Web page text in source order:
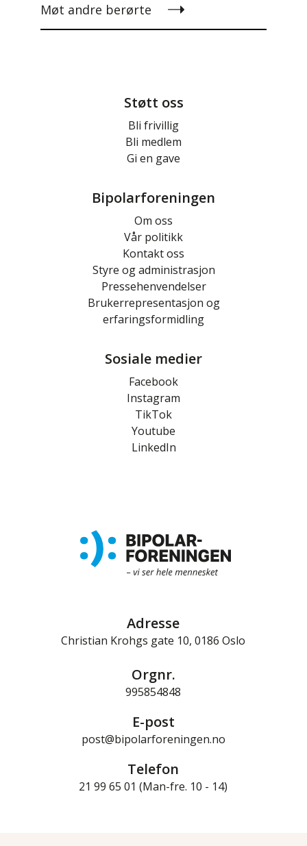
Møt andre berørte
Støtt oss
Bli frivillig
Bli medlem
Gi en gave
Bipolarforeningen
Om oss
Vår politikk
Kontakt oss
Styre og administrasjon
Pressehenvendelser
Brukerrepresentasjon og
erfaringsformidling
Sosiale medier
Facebook
Instagram
TikTok
Youtube
LinkedIn
Adresse
Christian Krohgs gate 10, 0186 Oslo
Orgnr.
995854848
E-post
post@bipolarforeningen.no
Telefon
21 99 65 01 (Man-fre. 10 - 14)